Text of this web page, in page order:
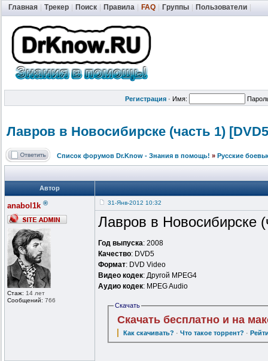
Главная Трекер Поиск Правила FAQ Группы Пользователи
Регистрация · Имя:
Лавров в Новосибирске (часть 1)
Список форумов Dr.Know - Знания в помощь! » Русские
Автор
anabol1k ®
Стаж: 14 лет
Сообщений: 766
31-Янв-2012 10:32
Лавров в Новосибирске
Год выпуска: 2008
Качество: DVD5
Формат: DVD Video
Видео кодек: Другой MPEG4
Аудио кодек: MPEG Audio
Скачать
Скачать бесплатно и на
Как скачивать? ·Что такое торрент? ·